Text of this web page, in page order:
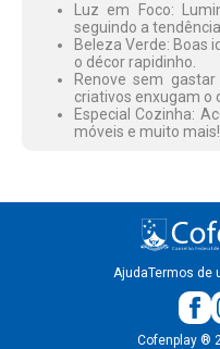
Luz em Foco:
seguindo a
Beleza Verde: Boas
o décor rapidinho.
Renove sem
criativos enxugam o
Especial Cozinha:
móveis e muito mais!
AjudaTermos de
Cofenplay ®